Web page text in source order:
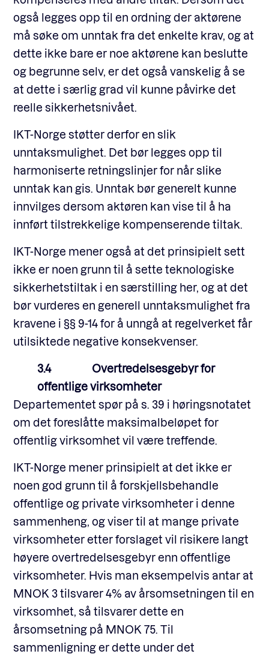
også legges opp til en ordning der aktørene
må søke om unntak fra det enkelte krav, og at
dette ikke bare er noe aktørene kan beslutte
og begrunne selv, er det også vanskelig å se
at dette i særlig grad vil kunne påvirke det
reelle sikkerhetsnivået.
IKT-Norge støtter derfor en slik
unntaksmulighet. Det bør legges opp til
harmoniserte retningslinjer for når slike
unntak kan gis. Unntak bør generelt kunne
innvilges dersom aktøren kan vise til å ha
innført tilstrekkelige kompenserende tiltak.
IKT-Norge mener også at det prinsipielt sett
ikke er noen grunn til å sette teknologiske
sikkerhetstiltak i en særstilling her, og at det
bør vurderes en generell unntaksmulighet fra
kravene i §§ 9-14 for å unngå at regelverket får
utilsiktede negative konsekvenser.
3.4 Overtredelsesgebyr for
offentlige virksomheter
Departementet spør på s. 39 i høringsnotatet
om det foreslåtte maksimalbeløpet for
offentlig virksomhet vil være treffende.
IKT-Norge mener prinsipielt at det ikke er
noen god grunn til å forskjellsbehandle
offentlige og private virksomheter i denne
sammenheng, og viser til at mange private
virksomheter etter forslaget vil risikere langt
høyere overtredelsesgebyr enn offentlige
virksomheter. Hvis man eksempelvis antar at
MNOK 3 tilsvarer 4% av årsomsetningen til en
virksomhet, så tilsvarer dette en
årsomsetning på MNOK 75. Til
sammenligning er dette under det